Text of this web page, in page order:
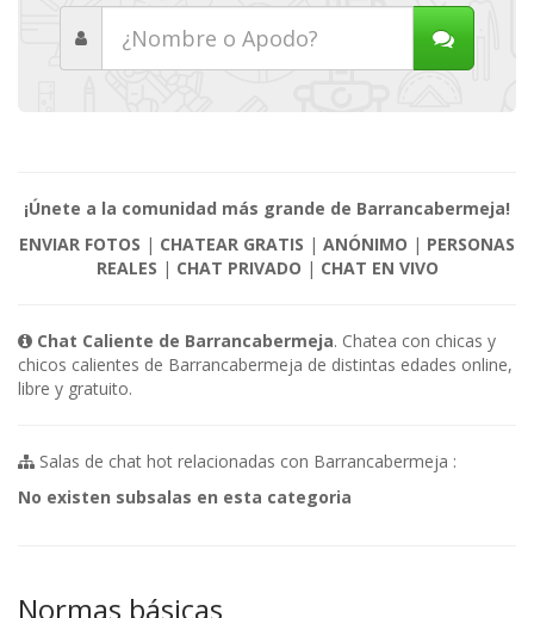
¡Únete a la comunidad más grande de Barrancabermeja!
ENVIAR FOTOS | CHATEAR GRATIS | ANÓNIMO | PERSONAS
REALES | CHAT PRIVADO | CHAT EN VIVO
Chat Caliente de Barrancabermeja. Chatea con chicas y
chicos calientes de Barrancabermeja de distintas edades online,
libre y gratuito.
Salas de chat hot relacionadas con Barrancabermeja :
No existen subsalas en esta categoria
Normas básicas